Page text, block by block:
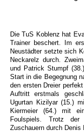
Die TuS Koblenz hat
Trainer beschert. Im
Neustädter setzte sich
Neckarelz durch.
und Patrick Stumpf
Start in die Begegnung
den ersten Dreier
Auftritt erstmals
Ugurtan Kizilyar (15.)
Kiermeier (64.) mit
Foulspiels. Trotz
Zuschauern durch Denis